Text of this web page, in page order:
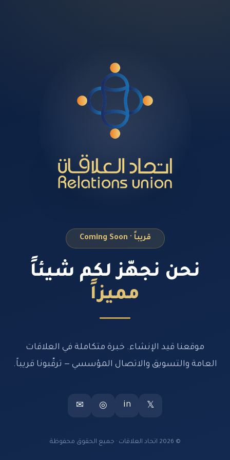
قريباً · Coming Soon
نحن نجهّز لكم شيئاً
مميزاً
موقعنا قيد الإنشاء. خبرة متكاملة في العلاقات
العامة والتسويق والاتصال المؤسسي — ترقّبونا قريباً.
𝕏
in
◎
✉
© 2026 اتحاد العلاقات · جميع الحقوق محفوظة